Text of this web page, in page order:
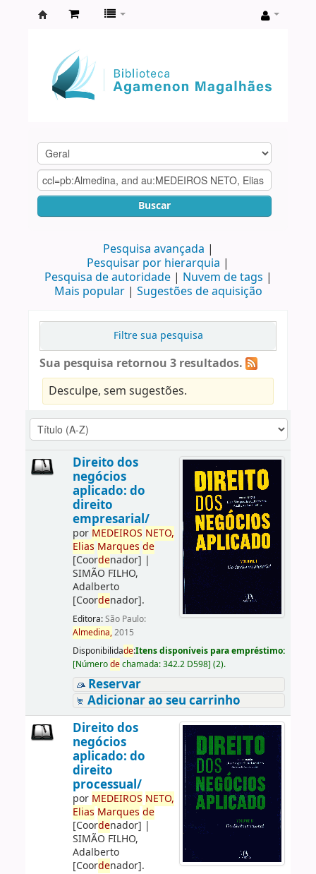
Agamenon
Magalhães
Buscar
Pesquisa avançada
Pesquisar por hierarquia
Pesquisa de autoridade
Nuvem de tags
Mais popular
Sugestões de aquisição
Filtre sua pesquisa
Sua pesquisa retornou 3 resultados.
Desculpe, sem sugestões.
Direito dos
negócios
aplicado: do
direito
empresarial/
por MEDEIROS NETO,
Elias Marques de
[Coordenador] |
SIMÃO FILHO,
Adalberto
[Coordenador].
Editora:São Paulo:
Almedina,2015
Disponibilidade:Itens disponíveis para empréstimo:
[Númerodechamada:342.2 D598] (2).
Reservar
Adicionar ao seu carrinho
Direito dos
negócios
aplicado: do
direito
processual/
por MEDEIROS NETO,
Elias Marques de
[Coordenador] |
SIMÃO FILHO,
Adalberto
[Coordenador].